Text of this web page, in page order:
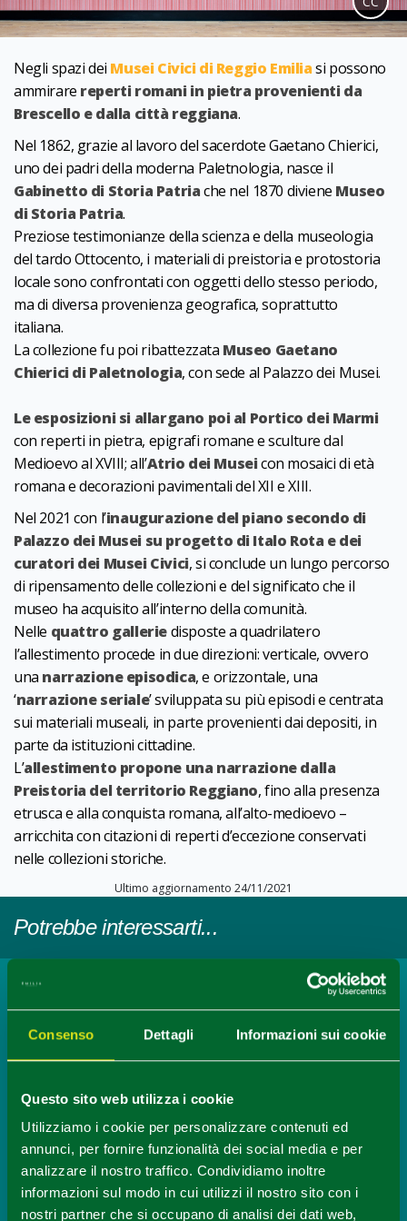
Consenso Dettagli Informazioni sui cookie
Questo sito web utilizza i cookie
Utilizziamo i cookie per personalizzare contenuti ed
annunci, per fornire funzionalità dei social media e per
analizzare il nostro traffico. Condividiamo inoltre
informazioni sul modo in cui utilizzi il nostro sito con i
nostri partner che si occupano di analisi dei dati web,
Negli spazi dei Musei Civici di Reggio Emiliasi possono
ammirare reperti romani in pietra provenienti da
Brescello e dalla città reggiana.
Nel 1862, grazie al lavoro del sacerdote Gaetano Chierici,
uno dei padri della moderna Paletnologia, nasce il
Gabinetto di Storia Patriache nel 1870 diviene Museo
di Storia Patria.
Preziose testimonianze della scienza e della museologia
del tardo Ottocento, i materiali di preistoria e protostoria
locale sono confrontati con oggetti dello stesso periodo,
ma di diversa provenienza geografica, soprattutto
italiana.
La collezione fu poi ribattezzata Museo Gaetano
Chierici di Paletnologia, con sede al Palazzo dei Musei.
Le esposizioni si allargano poi al Portico dei Marmi
con reperti in pietra, epigrafi romane e sculture dal
Medioevo al XVIII; all’Atrio dei Museicon mosaici di età
romana e decorazioni pavimentali del XII e XIII.
Nel 2021 con l’inaugurazione del piano secondo di
Palazzo dei Musei su progetto di Italo Rota e dei
curatori dei Musei Civici, si conclude un lungo percorso
di ripensamento delle collezioni e del significato che il
museo ha acquisito all’interno della comunità.
Nelle quattro galleriedisposte a quadrilatero
l’allestimento procede in due direzioni: verticale, ovvero
una narrazione episodica, e orizzontale, una
‘narrazione seriale’ sviluppata su più episodi e centrata
sui materiali museali, in parte provenienti dai depositi, in
parte da istituzioni cittadine.
L’allestimento propone una narrazione dalla
Preistoria del territorio Reggiano, fino alla presenza
etrusca e alla conquista romana, all’alto-medioevo –
arricchita con citazioni di reperti d’eccezione conservati
nelle collezioni storiche.
Ultimo aggiornamento 24/11/2021
Potrebbe interessarti...
Località
Reggio nell'Emilia
Gregory Crewdson. Eveningside